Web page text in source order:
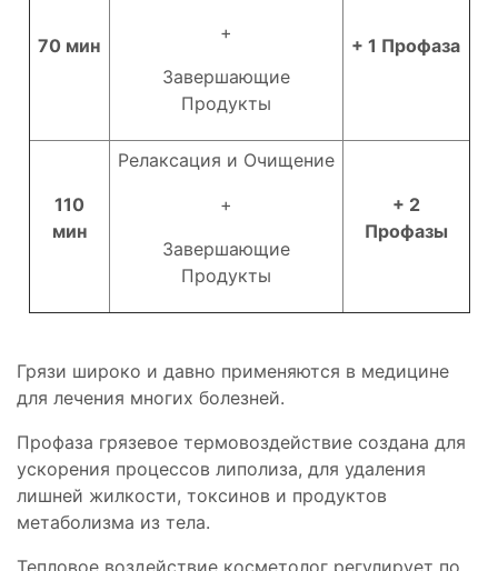
70 мин
+
Завершающие
Продукты
+ 1 Профаза
110
мин
Релаксация и Очищение
+
Завершающие
Продукты
+ 2
Профазы
Грязи широко и давно применяются в медицине
для лечения многих болезней.
Профаза грязевое термовоздействие создана для
ускорения процессов липолиза, для удаления
лишней жилкости, токсинов и продуктов
метаболизма из тела.
Тепловое воздействие косметолог регулирует по